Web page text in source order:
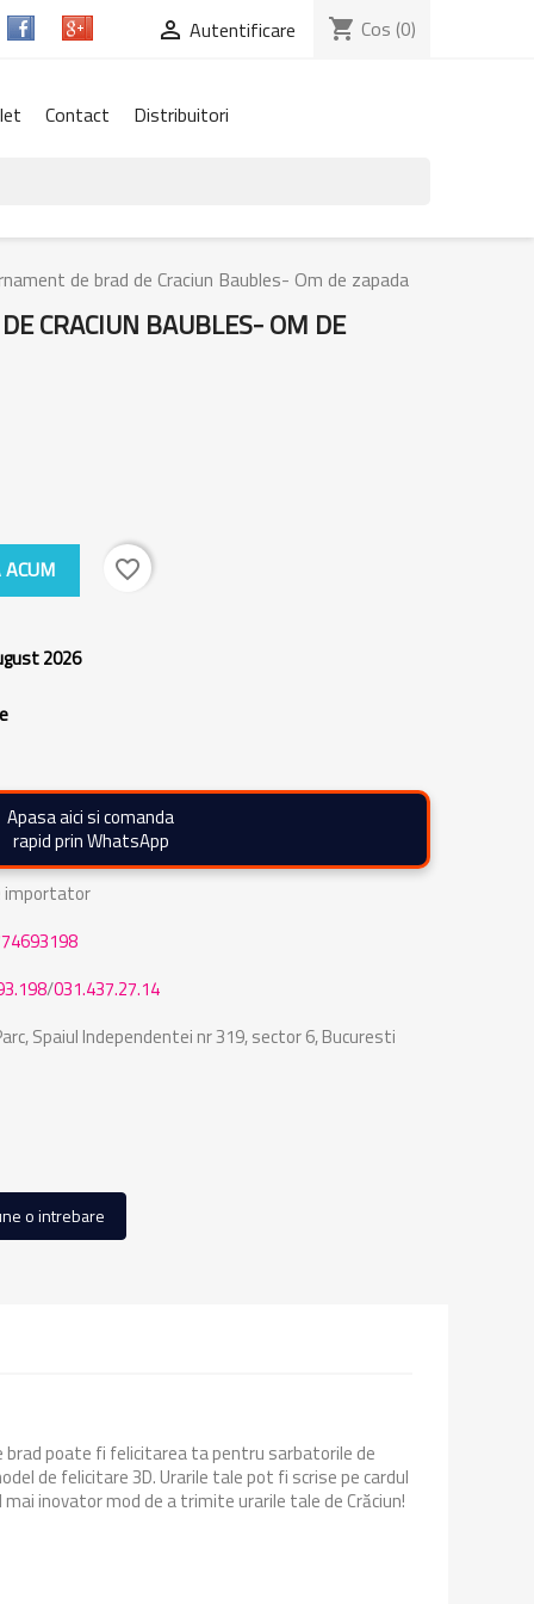
 Autentificare shopping_cart Cos (0)
Contact Distribuitori
de brad de Craciun Baubles- Om de zapada
CRACIUN BAUBLES- OM DE
favorite_border
2026
Apasa aici si comanda
rapid prin WhatsApp
importator
/031.437.27.14
Spaiul Independentei nr 319, sector 6, Bucuresti
o intrebare
brad poate fi felicitarea ta pentru sarbatorile de
de felicitare 3D. Urarile tale pot fi scrise pe cardul
inovator mod de a trimite urarile tale de Crăciun!